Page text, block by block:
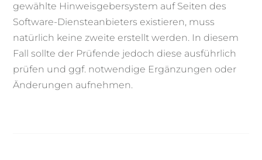
gewählte Hinweisgebersystem auf Seiten des
Software-Diensteanbieters existieren, muss
natürlich keine zweite erstellt werden. In diesem
Fall sollte der Prüfende jedoch diese ausführlich
prüfen und ggf. notwendige Ergänzungen oder
Änderungen aufnehmen.